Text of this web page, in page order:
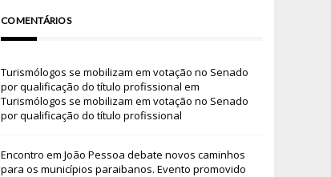
COMENTÁRIOS
Turismólogos se mobilizam em votação no Senado
por qualificação do título profissional em
Turismólogos se mobilizam em votação no Senado
por qualificação do título profissional
Encontro em João Pessoa debate novos caminhos
para os municípios paraibanos. Evento promovido